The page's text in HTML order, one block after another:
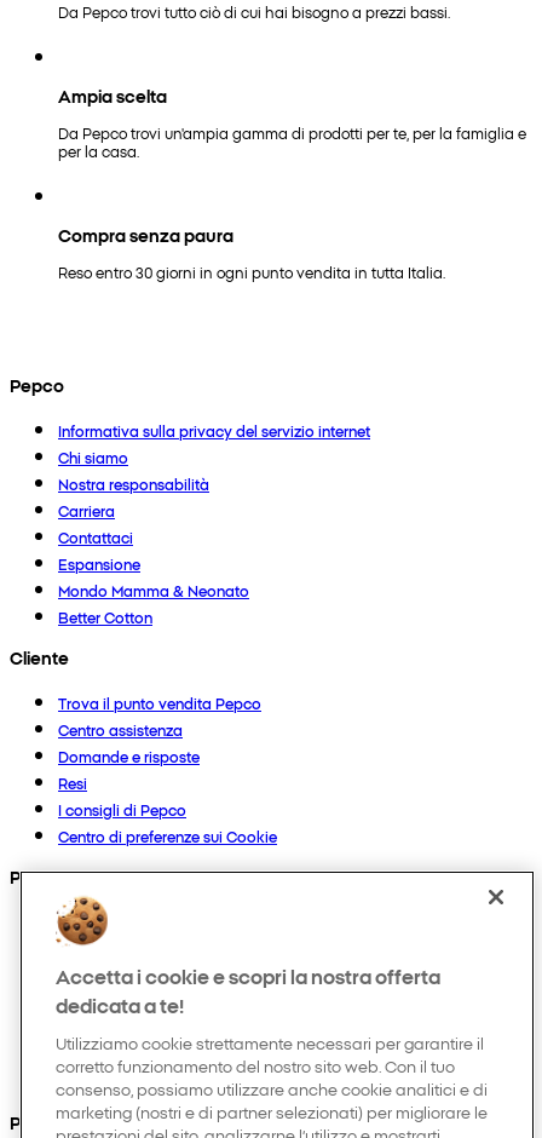
Da Pepco trovi tutto ciò di cui hai bisogno a prezzi bassi.
Ampia scelta
Da Pepco trovi un'ampia gamma di prodotti per te, per la famiglia e
per la casa.
Compra senza paura
Reso entro 30 giorni in ogni punto vendita in tutta Italia.
Pepco
Informativa sulla privacy del servizio internet
Chi siamo
Nostra responsabilità
Carriera
Contattaci
Espansione
Mondo Mamma & Neonato
Better Cotton
Cliente
Trova il punto vendita Pepco
Centro assistenza
Domande e risposte
Resi
I consigli di Pepco
Centro di preferenze sui Cookie
Prodotti
Collezioni
Neonato
Bambino
Casa
Uomo
Hobby e tempo libero
Puoi anche trovarci su
Accetta i cookie e scopri la nostra offerta
dedicata a te!
Utilizziamo cookie strettamente necessari per garantire il
corretto funzionamento del nostro sito web. Con il tuo
consenso, possiamo utilizzare anche cookie analitici e di
marketing (nostri e di partner selezionati) per migliorare le